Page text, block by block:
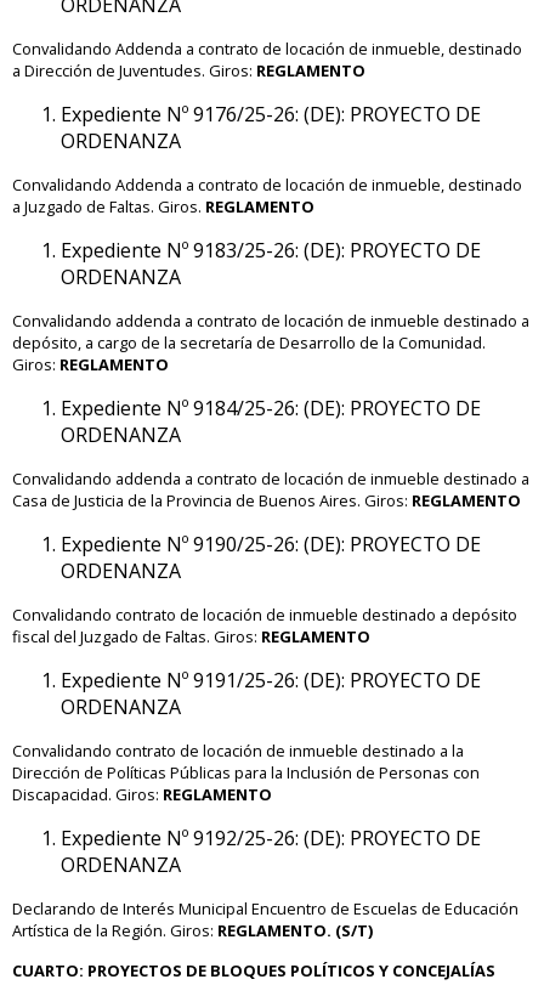
Convalidando Addenda a contrato de locación de inmueble, destinado
a Dirección de Juventudes. Giros: REGLAMENTO
Expediente Nº 9176/25-26: (DE): PROYECTO DE
ORDENANZA
Convalidando Addenda a contrato de locación de inmueble, destinado
a Juzgado de Faltas. Giros. REGLAMENTO
Expediente Nº 9183/25-26: (DE): PROYECTO DE
ORDENANZA
Convalidando addenda a contrato de locación de inmueble destinado a
depósito, a cargo de la secretaría de Desarrollo de la Comunidad.
Giros: REGLAMENTO
Expediente Nº 9184/25-26: (DE): PROYECTO DE
ORDENANZA
Convalidando addenda a contrato de locación de inmueble destinado a
Casa de Justicia de la Provincia de Buenos Aires. Giros: REGLAMENTO
Expediente Nº 9190/25-26: (DE): PROYECTO DE
ORDENANZA
Convalidando contrato de locación de inmueble destinado a depósito
fiscal del Juzgado de Faltas. Giros: REGLAMENTO
Expediente Nº 9191/25-26: (DE): PROYECTO DE
ORDENANZA
Convalidando contrato de locación de inmueble destinado a la
Dirección de Políticas Públicas para la Inclusión de Personas con
Discapacidad. Giros: REGLAMENTO
Expediente Nº 9192/25-26: (DE): PROYECTO DE
ORDENANZA
Declarando de Interés Municipal Encuentro de Escuelas de Educación
Artística de la Región. Giros: REGLAMENTO. (S/T)
CUARTO: PROYECTOS DE BLOQUES POLÍTICOS Y CONCEJALÍAS